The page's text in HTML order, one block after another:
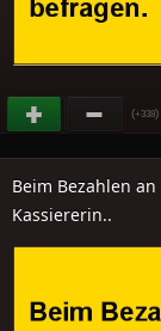
(+338)
Beim Bezahlen
Kassiererin..